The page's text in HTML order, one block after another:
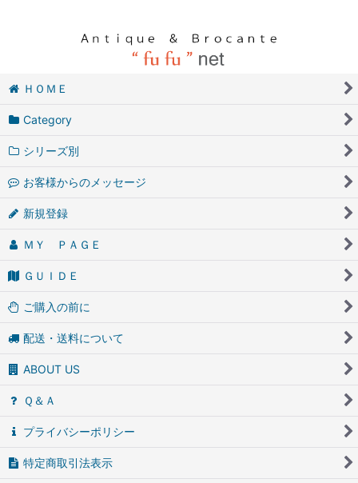
ＨＯＭＥ
Category
シリーズ別
お客様からのメッセージ
新規登録
ＭＹ ＰＡＧＥ
ＧＵＩＤＥ
ご購入の前に
配送・送料について
ABOUT US
Ｑ＆Ａ
プライバシーポリシー
特定商取引法表示